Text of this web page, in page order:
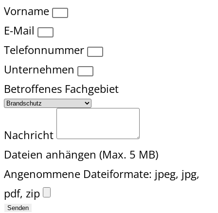
Vorname
E-Mail
Telefonnummer
Unternehmen
Betroffenes Fachgebiet
Nachricht
Dateien anhängen (Max. 5 MB)
Angenommene Dateiformate: jpeg, jpg,
pdf, zip
Senden